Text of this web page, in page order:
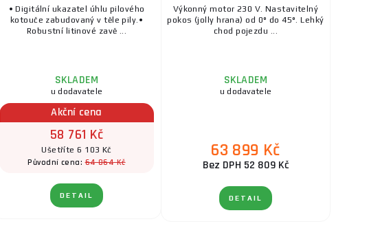
• Digitální ukazatel úhlu pilového
kotouče zabudovaný v těle pily.•
Robustní litinové zavě ...
SKLADEM
u dodavatele
Akční cena
58 761 Kč
Ušetříte 6 103 Kč
Původní cena:64 864 Kč
DETAIL
Výkonný motor 230 V. Nastavitelný
pokos (jolly hrana) od 0° do 45°. Lehký
chod pojezdu ...
SKLADEM
u dodavatele
63 899 Kč
Bez DPH 52 809 Kč
DETAIL